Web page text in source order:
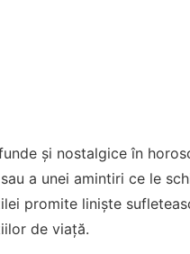
și nostalgice în
a unei amintiri ce le
promite liniște
de viață.